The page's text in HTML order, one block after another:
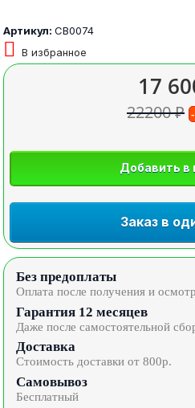
Артикул: СВ0074
В избранное
17
22200 ₽
Добавить в
Заказ в
Без предоплаты
Оплата после получения и
Гарантия 12 месяцев
Даже после самостоятельной
Доставка
Стоимость доставки от 800р.
Самовывоз
Бесплатный